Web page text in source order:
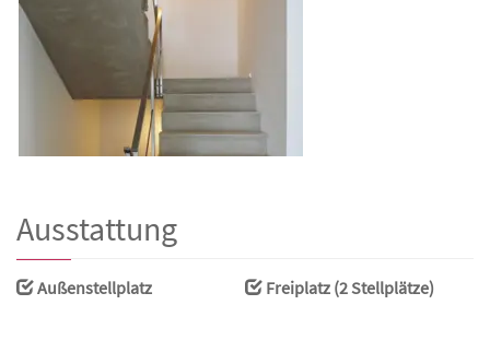
Ausstattung
Außenstellplatz Freiplatz (2 Stellplätze)